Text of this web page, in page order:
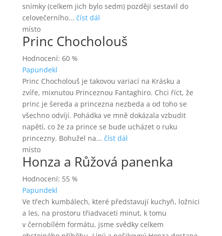
snímky (celkem jich bylo sedm) později sestavil do
celovečerního... číst dál
místo
Princ Chocholouš
Hodnocení: 60 %
Papundekl
Princ Chocholouš je takovou variací na Krásku a
zvíře, mixnutou Princeznou Fantaghiro. Chci říct, že
princ je šereda a princezna nezbeda a od toho se
všechno odvíjí. Pohádka ve mně dokázala vzbudit
napětí, co že za prince se bude ucházet o ruku
princezny. Bohužel na... číst dál
místo
Honza a Růžová panenka
Hodnocení: 55 %
Papundekl
Ve třech kumbálech, které představují kuchyň, ložnici
a les, na prostoru třiadvaceti minut, k tomu
v černobílém formátu, jsme svědky celkem